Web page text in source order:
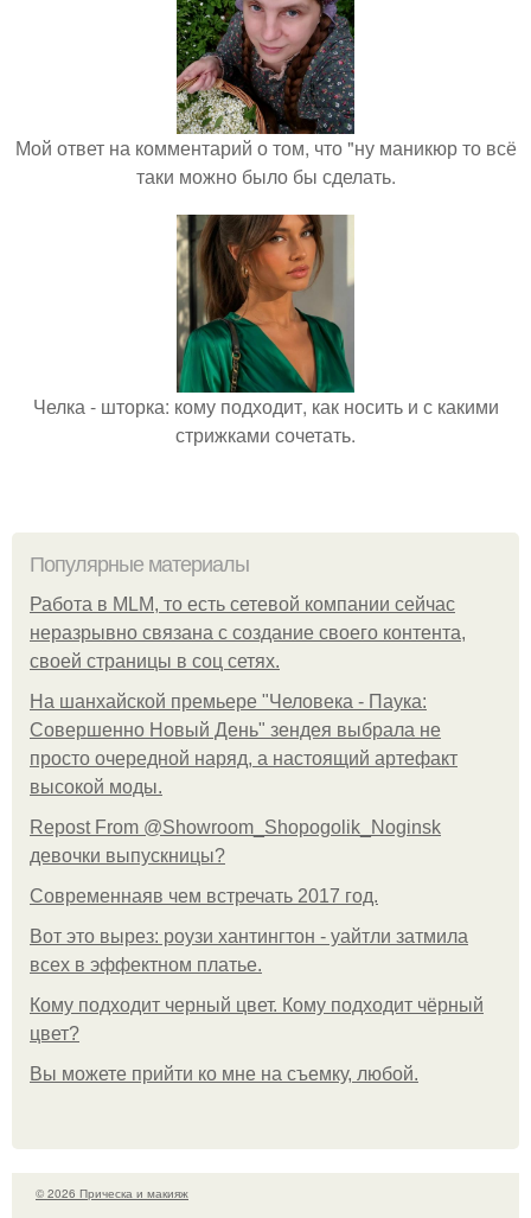
Мой ответ на комментарий о том, что "ну маникюр то всё
таки можно было бы сделать.
Челка - шторка: кому подходит, как носить и с какими
стрижками сочетать.
Популярные материалы
Работа в MLM, то есть сетевой компании сейчас
неразрывно связана с создание своего контента,
своей страницы в соц сетях.
На шанхайской премьере "Человека - Паука:
Совершенно Новый День" зендея выбрала не
просто очередной наряд, а настоящий артефакт
высокой моды.
Repost From @Showroom_Shopogolik_Noginsk
девочки выпускницы?
Современнаяв чем встречать 2017 год.
Вот это вырез: роузи хантингтон - уайтли затмила
всех в эффектном платьe.
Кому подходит черный цвет. Кому подходит чёрный
цвет?
Вы можете прийти ко мне на съемку, любой.
© 2026 Прическа и макияж